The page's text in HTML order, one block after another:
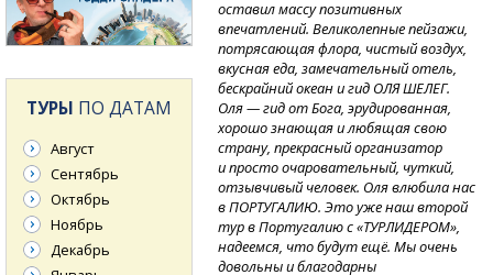
оставил массу позитивных
впечатлений. Великолепные пейзажи,
потрясающая флора, чистый воздух,
вкусная еда, замечательный отель,
бескрайний океан и гид ОЛЯ ШЕЛЕГ.
Оля — гид от Бога, эрудированная,
хорошо знающая и любящая свою
страну, прекрасный организатор
и просто очаровательный, чуткий,
отзывчивый человек. Оля влюбила нас
в ПОРТУГАЛИЮ. Это уже наш второй
тур в Португалию с «ТУРЛИДЕРОМ»,
надеемся, что будут ещё. Мы очень
довольны и благодарны
ТУРЫ ПО ДАТАМ
Август
Сентябрь
Октябрь
Ноябрь
Декабрь